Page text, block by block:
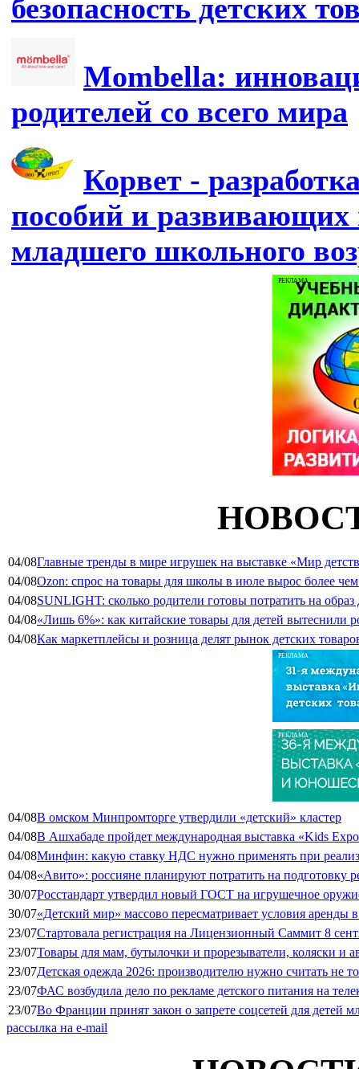
безопасность детских
Mombella:
родителей со всего мира
Корвет -
пособий и развивающих
младшего школьного
РЕКЛАМА
04/08Главные тренды в мире игрушек на выставке «Мир
04/08Ozon: спрос на товары для школы в июле вырос более чем
04/08SUNLIGHT: сколько родители готовы потратить на
04/08«Лишь 6%»: как китайские товары для детей вытеснили
04/08Как маркетплейсы и розница делят рынок детских
РЕКЛАМА
РЕКЛАМА
04/08В омском Минпромторге утвердили «детский» кластер
04/08В Ашхабаде пройдет международная выставка «Kids
04/08Минфин: какую ставку НДС нужно применять при
04/08«Авито»: россияне планируют потратить на подготовку
30/07Росстандарт утвердил новый ГОСТ на игрушечное
30/07«Детский мир» массово пересматривает условия аренды
23/07Стартовала регистрация на Лицензионный Саммит 8
23/07Товары для мам, бутылочки и прорезыватели, коляски и
23/07Детская одежда 2026: производителю нужно считать не
23/07ФАС возбудила дело по рекламе детского питания на
23/07Во Франции принят закон о запрете соцсетей для детей
рассылка на e-mail